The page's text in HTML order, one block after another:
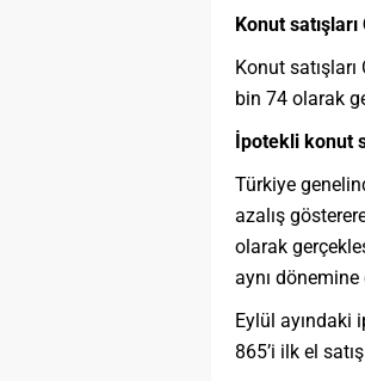
Konut
Konut
bin 74 olarak
İpotekli konut
Türkiye
azalış
olarak
aynı
Eylül ayındaki
865’i ilk el